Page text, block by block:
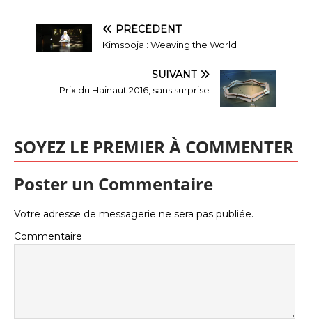
PRÉCÉDENT
Kimsooja : Weaving the World
SUIVANT
Prix du Hainaut 2016, sans surprise
SOYEZ LE PREMIER À COMMENTER
Poster un Commentaire
Votre adresse de messagerie ne sera pas publiée.
Commentaire